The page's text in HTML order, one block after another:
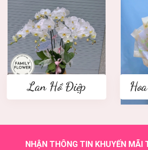
Lan Hồ Điệp
NHẬN THÔNG TIN KHUYẾN MÃI